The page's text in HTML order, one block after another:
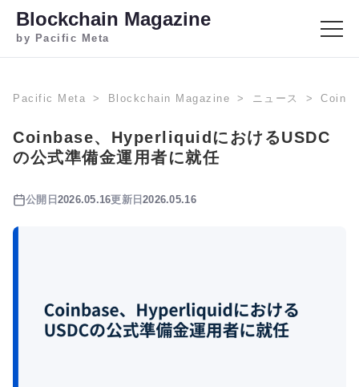
Blockchain Magazine
by Pacific Meta
Pacific Meta Blockchain Magazine ニュース
Coinbase、HyperliquidにおけるUSDC
の公式準備金運用者に就任
公開日 2026.05.16更新日2026.05.16